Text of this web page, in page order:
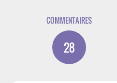
COMMENTAIRES
28